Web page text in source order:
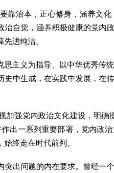
治本，正心修身，涵养文化
自觉，涵养积极健康的党内
进纯洁。
义为指导、以中华优秀传
中生成，在实践中发展，在
强党内政治文化建设，明确
出一系列重要部署，党内政
终走在时代前列。
问题的内在要求。曾经一